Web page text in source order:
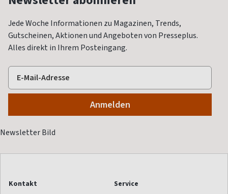
Jede Woche Informationen zu Magazinen, Trends,
Gutscheinen, Aktionen und Angeboten von Presseplus.
Alles direkt in Ihrem Posteingang.
Kontakt
Service